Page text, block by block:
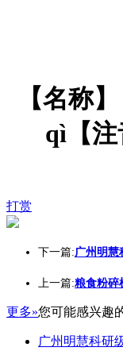
【名称
qì【注
打赏
下一篇:广州明慧
上一篇:粮食粉碎
更多»您可能感兴趣
广州明慧科研